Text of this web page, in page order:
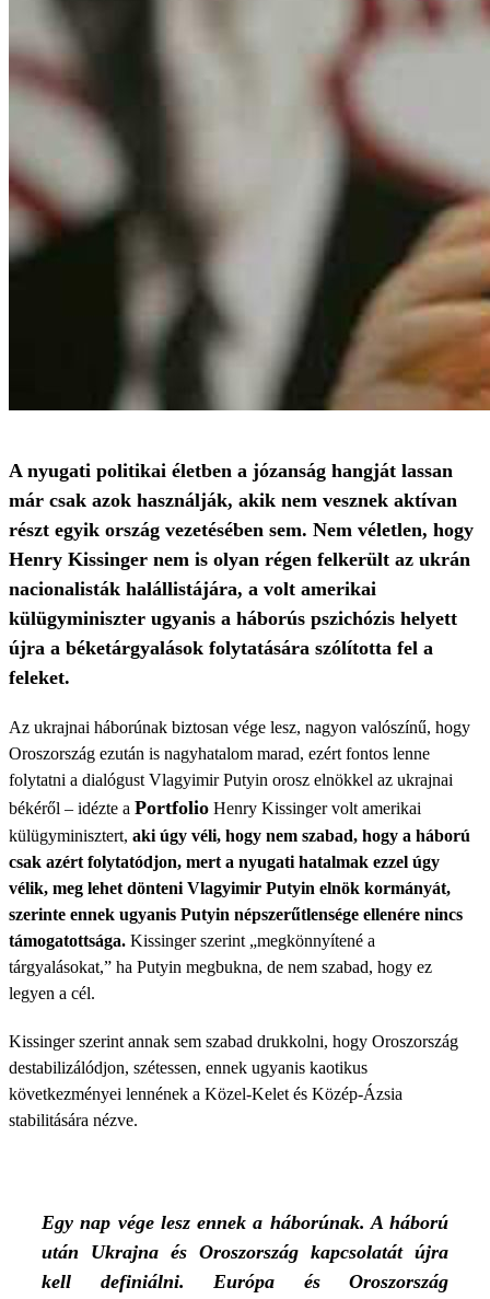
A nyugati politikai életben a józanság hangját lassan
már csak azok használják, akik nem vesznek aktívan
részt egyik ország vezetésében sem. Nem véletlen, hogy
Henry Kissinger nem is olyan régen felkerült az ukrán
nacionalisták halállistájára, a volt amerikai
külügyminiszter ugyanis a háborús pszichózis helyett
újra a béketárgyalások folytatására szólította fel a
feleket.
Az ukrajnai háborúnak biztosan vége lesz, nagyon valószínű, hogy
Oroszország ezután is nagyhatalom marad, ezért fontos lenne
folytatni a dialógust Vlagyimir Putyin orosz elnökkel az ukrajnai
békéről – idézte a Portfolio Henry Kissinger volt amerikai
külügyminisztert, aki úgy véli, hogy nem szabad, hogy a háború
csak azért folytatódjon, mert a nyugati hatalmak ezzel úgy
vélik, meg lehet dönteni Vlagyimir Putyin elnök kormányát,
szerinte ennek ugyanis Putyin népszerűtlensége ellenére nincs
támogatottsága. Kissinger szerint „megkönnyítené a
tárgyalásokat,” ha Putyin megbukna, de nem szabad, hogy ez
legyen a cél.
Kissinger szerint annak sem szabad drukkolni, hogy Oroszország
destabilizálódjon, szétessen, ennek ugyanis kaotikus
következményei lennének a Közel-Kelet és Közép-Ázsia
stabilitására nézve.
Egy nap vége lesz ennek a háborúnak. A háború
után Ukrajna és Oroszország kapcsolatát újra
kell definiálni. Európa és Oroszország